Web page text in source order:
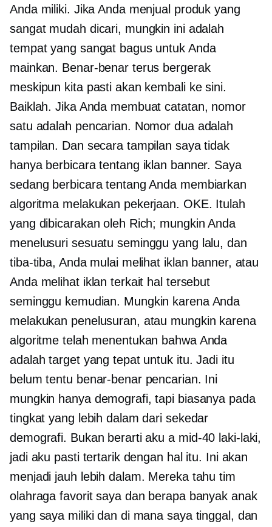
Anda miliki. Jika Anda menjual produk yang
sangat mudah dicari, mungkin ini adalah
tempat yang sangat bagus untuk Anda
mainkan. Benar-benar terus bergerak
meskipun kita pasti akan kembali ke sini.
Baiklah. Jika Anda membuat catatan, nomor
satu adalah pencarian. Nomor dua adalah
tampilan. Dan secara tampilan saya tidak
hanya berbicara tentang iklan banner. Saya
sedang berbicara tentang Anda membiarkan
algoritma melakukan pekerjaan. OKE. Itulah
yang dibicarakan oleh Rich; mungkin Anda
menelusuri sesuatu seminggu yang lalu, dan
tiba-tiba, Anda mulai melihat iklan banner, atau
Anda melihat iklan terkait hal tersebut
seminggu kemudian. Mungkin karena Anda
melakukan penelusuran, atau mungkin karena
algoritme telah menentukan bahwa Anda
adalah target yang tepat untuk itu. Jadi itu
belum tentu benar-benar pencarian. Ini
mungkin hanya demografi, tapi biasanya pada
tingkat yang lebih dalam dari sekedar
demografi. Bukan berarti aku a mid-40 laki-laki,
jadi aku pasti tertarik dengan hal itu. Ini akan
menjadi jauh lebih dalam. Mereka tahu tim
olahraga favorit saya dan berapa banyak anak
yang saya miliki dan di mana saya tinggal, dan